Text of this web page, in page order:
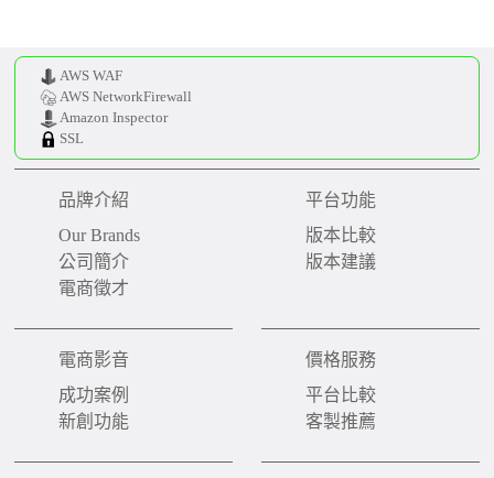
AWS WAF
AWS NetworkFirewall
Amazon Inspector
SSL
品牌介紹
Our Brands
公司簡介
電商徵才
平台功能
版本比較
版本建議
電商影音
成功案例
新創功能
價格服務
平台比較
客製推薦